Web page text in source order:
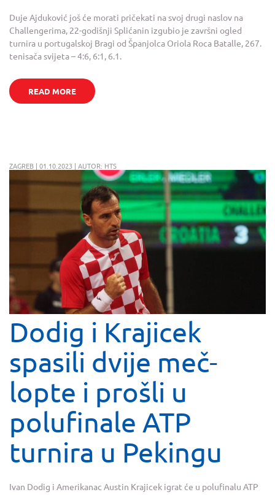
Duje Ajduković još će morati pričekati na svoj drugi naslov na
Challengerima, 22-godišnji Splićanin izgubio je završni ogled
turnira u portugalskoj Bragi od Španjolca Oriola Roca Batalle, 267.
tenisača svijeta – 4:6, 6:1, 6.1.
READ MORE
ZAGREB | 01.10.2023 | AUTOR: HTS
Dodig i Krajicek
spasili dvije meč-
lopte i prošli u
polufinale ATP
turnira u Pekingu
Ivan Dodig i Amerikanac Austin Krajicek igrat će u polufinalu ATP